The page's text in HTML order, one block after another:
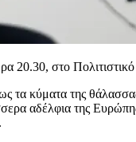
20.30, στο
κύματα της
αδέλφια της